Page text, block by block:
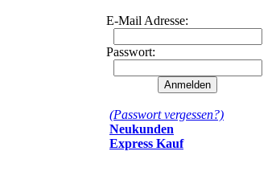
E-Mail Adresse:
Passwort:
(Passwort vergessen?)
Neukunden
Express Kauf